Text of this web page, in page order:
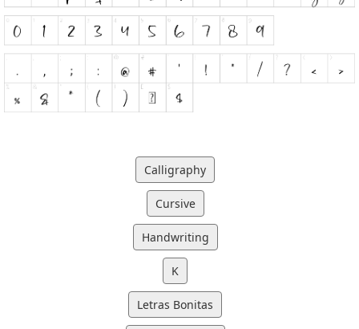
Calligraphy
Cursive
Handwriting
K
Letras Bonitas